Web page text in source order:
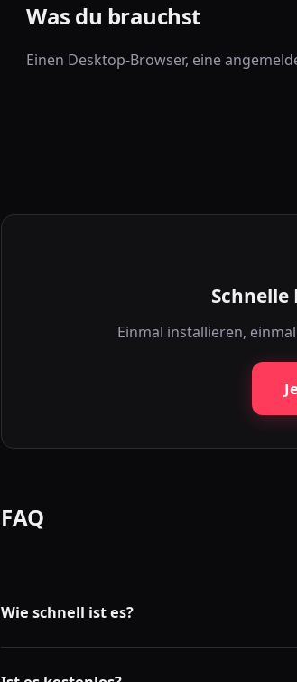
Was du brauchst
Einen Desktop-Browser, eine
Einmal installieren,
FAQ
Wie schnell ist es?